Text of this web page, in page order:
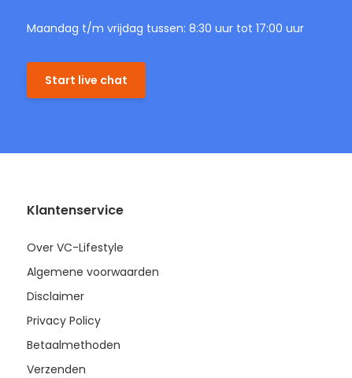
Maandag t/m vrijdag tussen: 8:30 uur tot 17:00 uur
Start live chat
Klantenservice
Over VC-Lifestyle
Algemene voorwaarden
Disclaimer
Privacy Policy
Betaalmethoden
Verzenden